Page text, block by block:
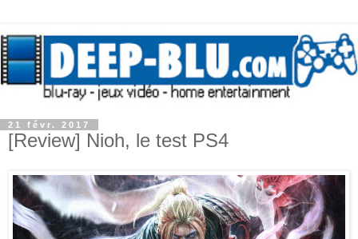
21 févr. 2017
[Review] Nioh, le test PS4